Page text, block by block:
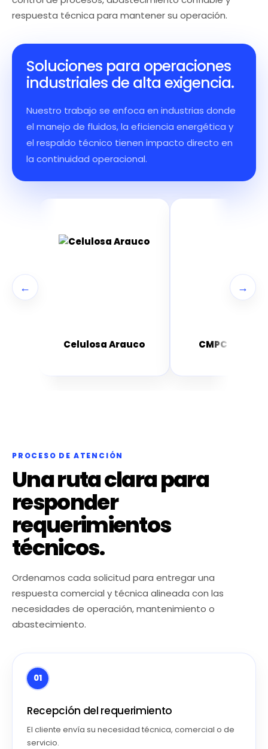
respuesta técnica para mantener su operación.
Soluciones para operaciones
industriales de alta exigencia.
Nuestro trabajo se enfoca en industrias donde
el manejo de fluidos, la eficiencia energética y
el respaldo técnico tienen impacto directo en
la continuidad operacional.
←
Celulosa Arauco CMPC
→
PROCESO DE ATENCIÓN
Una ruta clara para
responder
requerimientos
técnicos.
Ordenamos cada solicitud para entregar una
respuesta comercial y técnica alineada con las
necesidades de operación, mantenimiento o
abastecimiento.
01
Recepción del requerimiento
El cliente envía su necesidad técnica, comercial o de
servicio.